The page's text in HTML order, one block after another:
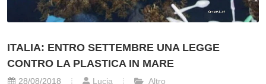
ITALIA: ENTRO SETTEMBRE UNA LEGGE
CONTRO LA PLASTICA IN MARE
28/08/2018 Lucia Altro